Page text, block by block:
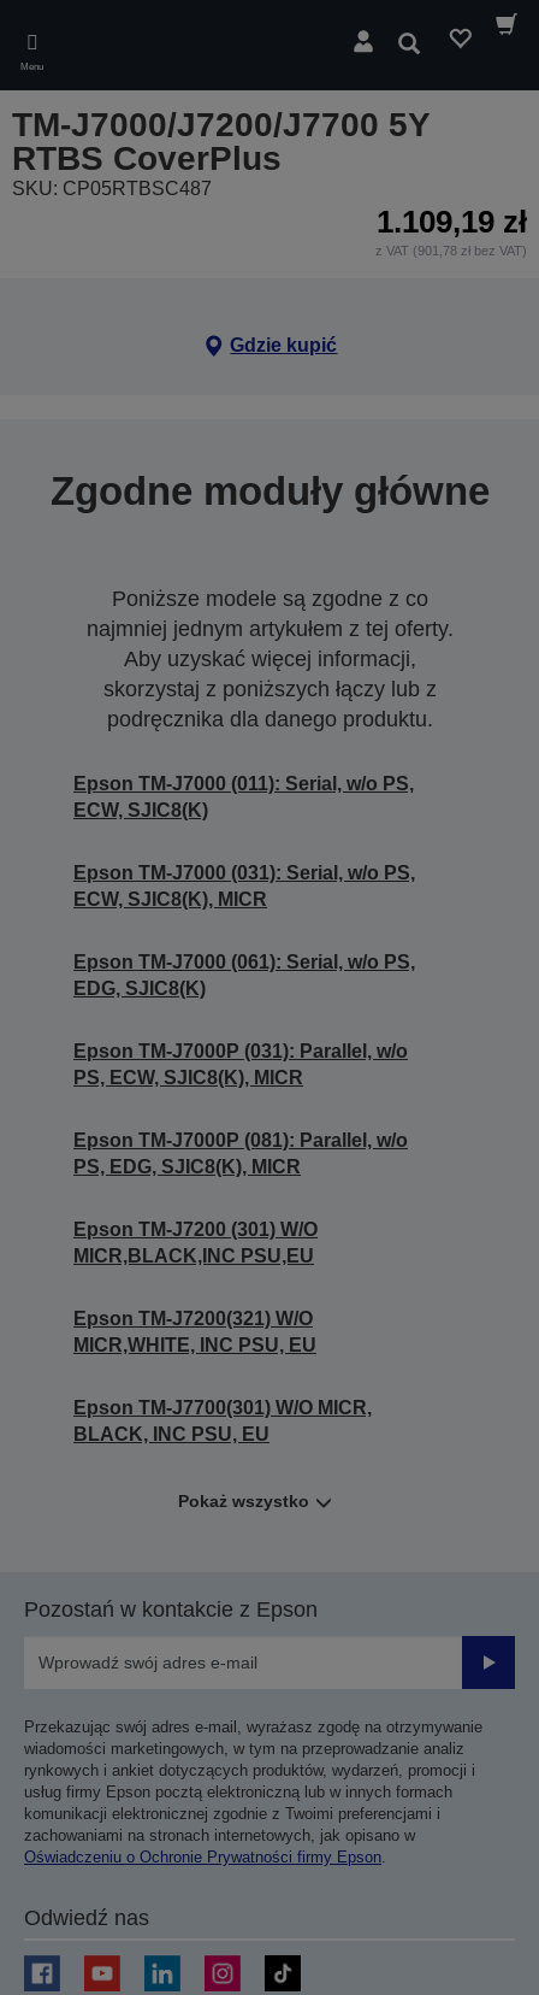
main
content
Menu
Wyszukaj
TM-J7000/J7200/J7700 5Y
RTBS CoverPlus
SKU: CP05RTBSC487
1.109,19 zł
z VAT (901,78 zł bez VAT)
Gdzie kupić
Zgodne moduły główne
Poniższe modele są zgodne z co
najmniej jednym artykułem z tej oferty.
Aby uzyskać więcej informacji,
skorzystaj z poniższych łączy lub z
podręcznika dla danego produktu.
Epson TM-J7000 (011): Serial, w/o PS,
ECW, SJIC8(K)
Epson TM-J7000 (031): Serial, w/o PS,
ECW, SJIC8(K), MICR
Epson TM-J7000 (061): Serial, w/o PS,
EDG, SJIC8(K)
Epson TM-J7000P (031): Parallel, w/o
PS, ECW, SJIC8(K), MICR
Epson TM-J7000P (081): Parallel, w/o
PS, EDG, SJIC8(K), MICR
Epson TM-J7200 (301) W/O
MICR,BLACK,INC PSU,EU
Epson TM-J7200(321) W/O
MICR,WHITE, INC PSU, EU
Epson TM-J7700(301) W/O MICR,
BLACK, INC PSU, EU
Pokaż wszystko
Pozostań w kontakcie z Epson
Przekazując swój adres e-mail, wyrażasz zgodę na otrzymywanie
wiadomości marketingowych, w tym na przeprowadzanie analiz
rynkowych i ankiet dotyczących produktów, wydarzeń, promocji i
usług firmy Epson pocztą elektroniczną lub w innych formach
komunikacji elektronicznej zgodnie z Twoimi preferencjami i
zachowaniami na stronach internetowych, jak opisano w
Oświadczeniu o Ochronie Prywatności firmy Epson.
Odwiedź nas